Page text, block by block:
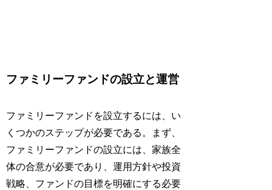
ファミリーファンドの設立と運営
ファミリーファンドを設立するには、い
くつかのステップが必要である。まず、
ファミリーファンドの設立には、家族全
体の合意が必要であり、運用方針や投資
戦略、ファンドの目標を明確にする必要